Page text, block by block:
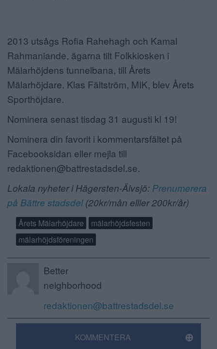
2013 utsågs Rofia Rahehagh och Kamal
Rahmaniande, ägarna tilt Folkkiosken i
Mälarhöjdens tunnelbana, till Årets
Mälarhöjdare. Klas Fältström, MIK, blev Årets
Sporthöjdare.
Nominera senast tisdag 31 augusti kl 19!
Nominera din favorit i kommentarsfältet på
Facebooksidan eller mejla till
redaktionen@battrestadsdel.se.
Lokala nyheter i Hägersten-Älvsjö: Prenumerera
på Bättre stadsdel(20kr/mån elller 200kr/år)
Årets Mälarhöjdare
mälarhöjdsfesten
mälarhöjdsföreningen
Better
neighborhood
redaktionen@battrestadsdel.se
KOMMENTERA